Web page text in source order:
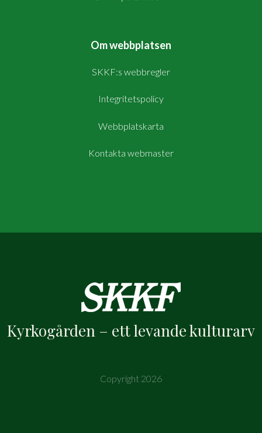
Om webbplatsen
SKKF:s webbregler
Integritetspolicy
Webbplatskarta
Kontakta webmaster
Kyrkogården – ett levande kulturarv
Copyright 2026